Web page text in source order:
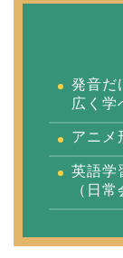
発音だ
広く学
アニメ
英語学
（日